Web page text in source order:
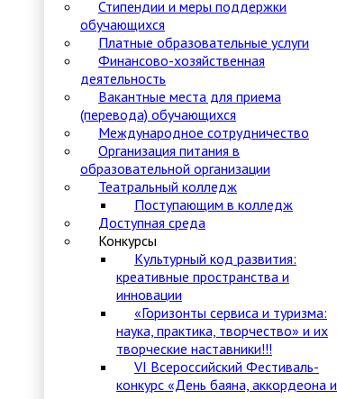
Стипендии и меры поддержки
обучающихся
Платные образовательные услуги
Финансово-хозяйственная
деятельность
Вакантные места для приема
(перевода) обучающихся
Международное сотрудничество
Организация питания в
образовательной организации
Театральный колледж
Поступающим в колледж
Доступная среда
Конкурсы
Культурный код развития:
креативные пространства и
инновации
«Горизонты сервиса и туризма:
наука, практика, творчество» и их
творческие наставники!!!
VI Всероссийский Фестиваль-
конкурс «День баяна, аккордеона и